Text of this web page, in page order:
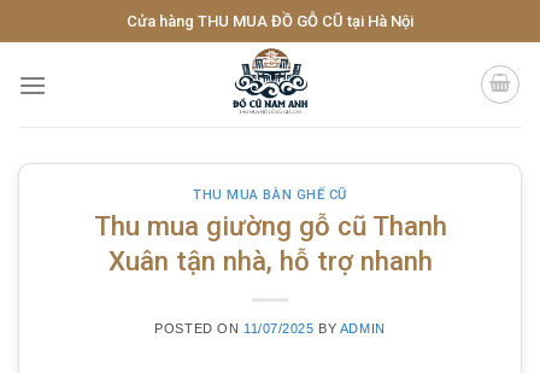
to
content
Cửa hàng THU MUA ĐỒ GỖ CŨ tại Hà Nội
THU MUA BÀN GHẾ CŨ
Thu mua giường gỗ cũ Thanh
Xuân tận nhà, hỗ trợ nhanh
POSTED ON 11/07/2025 BY ADMIN